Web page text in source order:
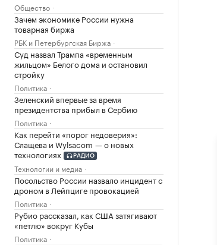
Общество
Зачем экономике России нужна
товарная биржа
РБК и Петербургская Биржа
Суд назвал Трампа «временным
жильцом» Белого дома и остановил
стройку
Политика
Зеленский впервые за время
президентства прибыл в Сербию
Политика
Как перейти «порог недоверия»:
Слащева и Wylsacom — о новых
технологиях
РАДИО
Технологии и медиа
Посольство России назвало инцидент с
дроном в Лейпциге провокацией
Политика
Рубио рассказал, как США затягивают
«петлю» вокруг Кубы
Политика